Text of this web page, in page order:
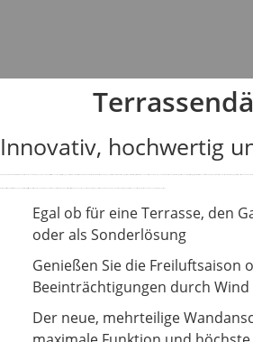
Innovativ, hochwertig
Egal ob für eine Terrasse, den
oder als Sonderlösung
Genießen Sie die Freiluftsaison
Beeinträchtigungen durch
Der neue, mehrteilige